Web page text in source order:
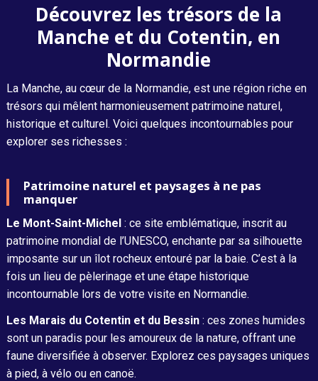
Découvrez les trésors de la
Manche et du Cotentin, en
Normandie
La Manche, au cœur de la Normandie, est une région riche en
trésors qui mêlent harmonieusement patrimoine naturel,
historique et culturel. Voici quelques incontournables pour
explorer ses richesses :
Patrimoine naturel et paysages à ne pas
manquer
Le Mont-Saint-Michel: ce site emblématique, inscrit au
patrimoine mondial de l’UNESCO, enchante par sa silhouette
imposante sur un îlot rocheux entouré par la baie. C’est à la
fois un lieu de pèlerinage et une étape historique
incontournable lors de votre visite en Normandie.
Les Marais du Cotentin et du Bessin: ces zones humides
sont un paradis pour les amoureux de la nature, offrant une
faune diversifiée à observer. Explorez ces paysages uniques
à pied, à vélo ou en canoë.